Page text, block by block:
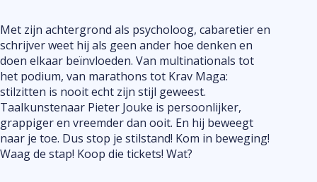
de
Met zijn achtergrond als psycholoog, cabaretier en
schrijver weet hij als geen ander hoe denken en
doen elkaar beïnvloeden. Van multinationals tot
het podium, van marathons tot Krav Maga:
stilzitten is nooit echt zijn stijl geweest.
Taalkunstenaar Pieter Jouke is persoonlijker,
grappiger en vreemder dan ooit. En hij beweegt
naar je toe. Dus stop je stilstand! Kom in beweging!
Waag de stap! Koop die tickets! Wat?